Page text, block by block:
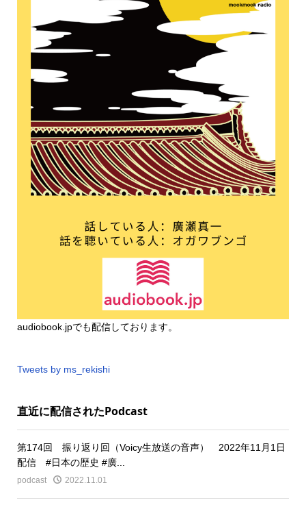
audiobook.jpでも配信しております。
Tweets by ms_rekishi
直近に配信されたPodcast
第174回 振り返り回（Voicy生放送の音声） 2022年11月1日
配信 #日本の歴史 #廣...
podcast 2022.11.01